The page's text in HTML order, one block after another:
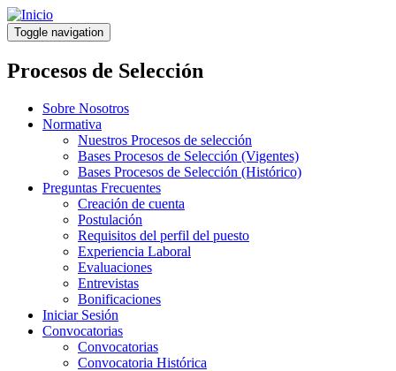
Pasar
al
contenido
principal
Toggle navigation
Procesos de Selección
Sobre Nosotros
Normativa
Nuestros Procesos de selección
Bases Procesos de Selección (Vigentes)
Bases Procesos de Selección (Histórico)
Preguntas Frecuentes
Creación de cuenta
Postulación
Requisitos del perfil del puesto
Experiencia Laboral
Evaluaciones
Entrevistas
Bonificaciones
Iniciar Sesión
Convocatorias
Convocatorias
Convocatoria Histórica